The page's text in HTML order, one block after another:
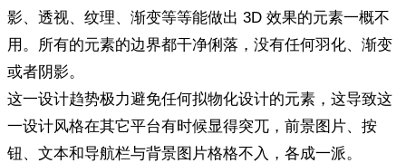
影、透视、纹理、渐变等等能做出 3D 效果的元素一概不
用。所有的元素的边界都干净俐落，没有任何羽化、渐变
或者阴影。
这一设计趋势极力避免任何拟物化设计的元素，这导致这
一设计风格在其它平台有时候显得突兀，前景图片、按
钮、文本和导航栏与背景图片格格不入，各成一派。